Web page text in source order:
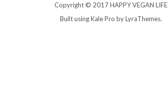
Copyright © 2017 HAPPY VEGAN LIFE
Built usingKale Pro byLyraThemes.